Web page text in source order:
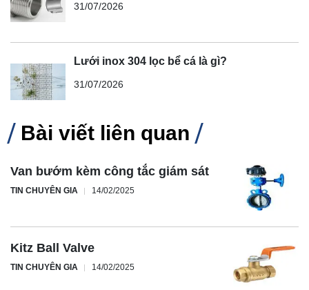
31/07/2026
Lưới inox 304 lọc bể cá là gì?
31/07/2026
Bài viết liên quan
Van bướm kèm công tắc giám sát
TIN CHUYÊN GIA 14/02/2025
Kitz Ball Valve
TIN CHUYÊN GIA 14/02/2025